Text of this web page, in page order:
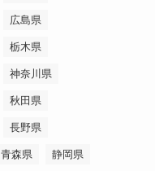
広島県
栃木県
神奈川県
秋田県
長野県
青森県 静岡県